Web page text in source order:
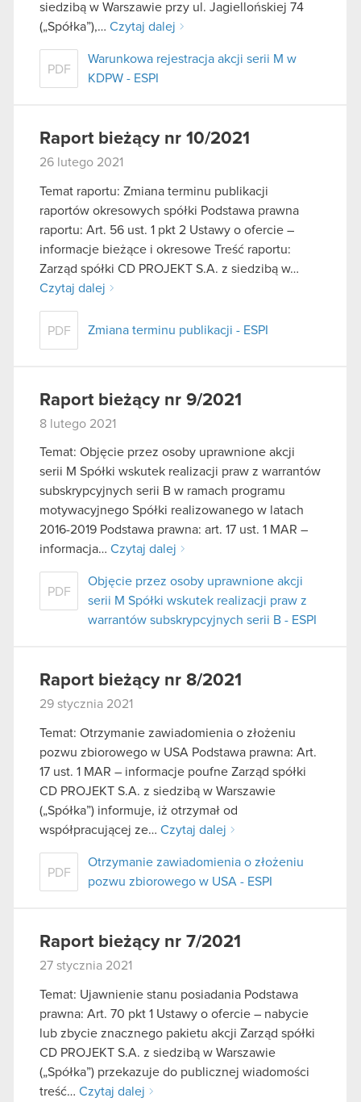
siedzibą w Warszawie przy ul. Jagiellońskiej 74
(„Spółka”),… Czytaj dalej
PDF
Warunkowa rejestracja akcji serii M w
KDPW - ESPI
Raport bieżący nr 10/2021
26 lutego 2021
Temat raportu: Zmiana terminu publikacji
raportów okresowych spółki Podstawa prawna
raportu: Art. 56 ust. 1 pkt 2 Ustawy o ofercie –
informacje bieżące i okresowe Treść raportu:
Zarząd spółki CD PROJEKT S.A. z siedzibą w…
Czytaj dalej
PDF Zmiana terminu publikacji - ESPI
Raport bieżący nr 9/2021
8 lutego 2021
Temat: Objęcie przez osoby uprawnione akcji
serii M Spółki wskutek realizacji praw z warrantów
subskrypcyjnych serii B w ramach programu
motywacyjnego Spółki realizowanego w latach
2016-2019 Podstawa prawna: art. 17 ust. 1 MAR –
informacja… Czytaj dalej
PDF
Objęcie przez osoby uprawnione akcji
serii M Spółki wskutek realizacji praw z
warrantów subskrypcyjnych serii B - ESPI
Raport bieżący nr 8/2021
29 stycznia 2021
Temat: Otrzymanie zawiadomienia o złożeniu
pozwu zbiorowego w USA Podstawa prawna: Art.
17 ust. 1 MAR – informacje poufne Zarząd spółki
CD PROJEKT S.A. z siedzibą w Warszawie
(„Spółka”) informuje, iż otrzymał od
współpracującej ze… Czytaj dalej
PDF
Otrzymanie zawiadomienia o złożeniu
pozwu zbiorowego w USA - ESPI
Raport bieżący nr 7/2021
27 stycznia 2021
Temat: Ujawnienie stanu posiadania Podstawa
prawna: Art. 70 pkt 1 Ustawy o ofercie – nabycie
lub zbycie znacznego pakietu akcji Zarząd spółki
CD PROJEKT S.A. z siedzibą w Warszawie
(„Spółka”) przekazuje do publicznej wiadomości
treść… Czytaj dalej